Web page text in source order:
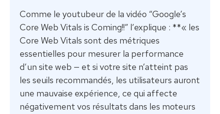
Comme le youtubeur de la vidéo “Google’s
Core Web Vitals is Coming!!” l’explique : **« les
Core Web Vitals sont des métriques
essentielles pour mesurer la performance
d’un site web — et si votre site n’atteint pas
les seuils recommandés, les utilisateurs auront
une mauvaise expérience, ce qui affecte
négativement vos résultats dans les moteurs